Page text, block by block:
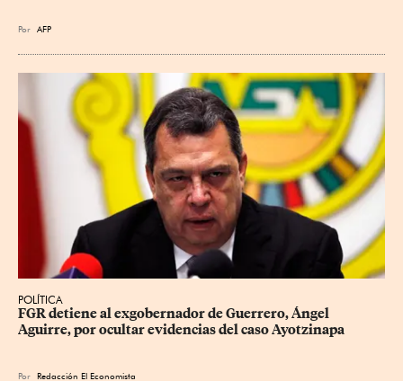
Por AFP
POLÍTICA
FGR detiene al exgobernador de Guerrero, Ángel
Aguirre, por ocultar evidencias del caso Ayotzinapa
Por Redacción El Economista